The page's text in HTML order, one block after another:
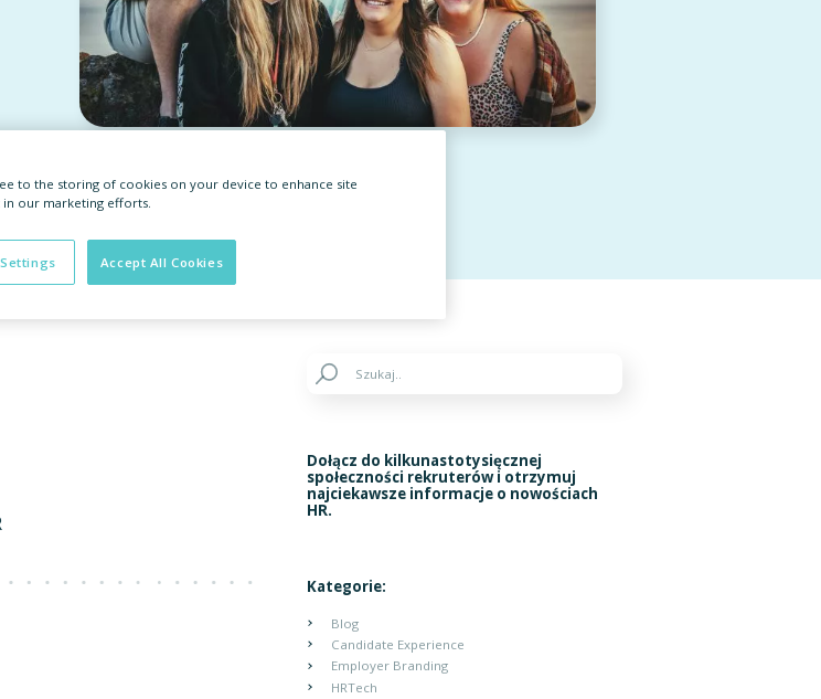
Dołącz do kilkunastotysięcznej
społeczności rekruterów i otrzymuj
najciekawsze informacje o nowościach
HR.
Kategorie:
Blog
Candidate Experience
Employer Branding
HRTech
to the storing of cookies on your device to enhance site
in our marketing efforts.
Accept All Cookies